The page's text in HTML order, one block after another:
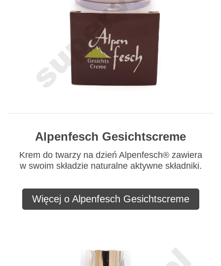
Alpenfesch Gesichtscreme
Krem do twarzy na dzień Alpenfesch® zawiera
w swoim składzie naturalne aktywne składniki.
Więcej o Alpenfesch Gesichtscreme